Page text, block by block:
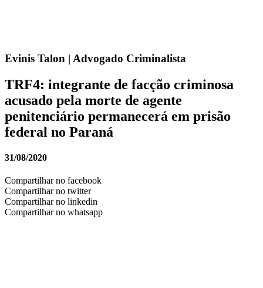
Evinis Talon | Advogado Criminalista
TRF4: integrante de facção criminosa
acusado pela morte de agente
penitenciário permanecerá em prisão
federal no Paraná
31/08/2020
Compartilhar no facebook
Compartilhar no twitter
Compartilhar no linkedin
Compartilhar no whatsapp